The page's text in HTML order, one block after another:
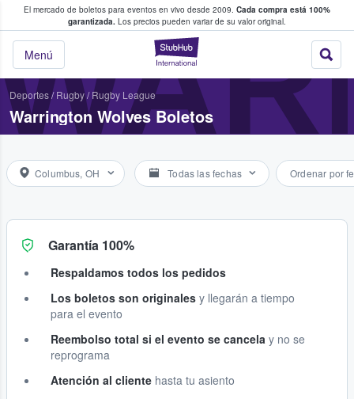
El mercado de boletos para eventos en vivo desde 2009. Cada compra está 100%
garantizada. Los precios pueden variar de su valor original.
StubHub: donde
Menú
fans compran y venden boletos
Deportes/ Rugby/ Rugby League
Warrington Wolves Boletos
Columbus, OH Todas las fechas Ordenar por
Garantía 100%
Respaldamos todos los pedidos
Los boletos son originales y llegarán a tiempo
para el evento
Reembolso total si el evento se cancela y no se
reprograma
Atención al cliente hasta tu asiento